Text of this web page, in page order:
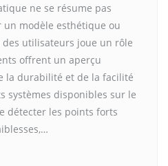
ne se résume pas
modèle esthétique ou
des utilisateurs joue un rôle
offrent un aperçu
la durabilité et de la facilité
systèmes disponibles sur le
détecter les points forts